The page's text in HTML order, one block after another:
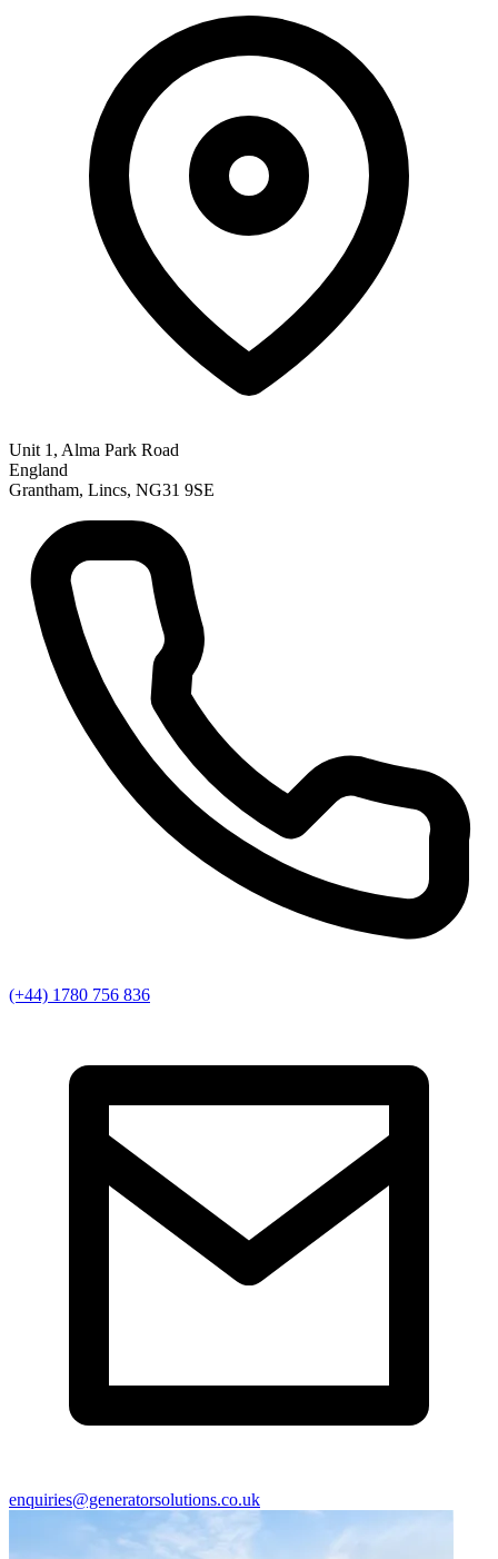
Unit 1, Alma Park Road
England
Grantham, Lincs, NG31 9SE
(+44) 1780 756 836
enquiries@generatorsolutions.co.uk